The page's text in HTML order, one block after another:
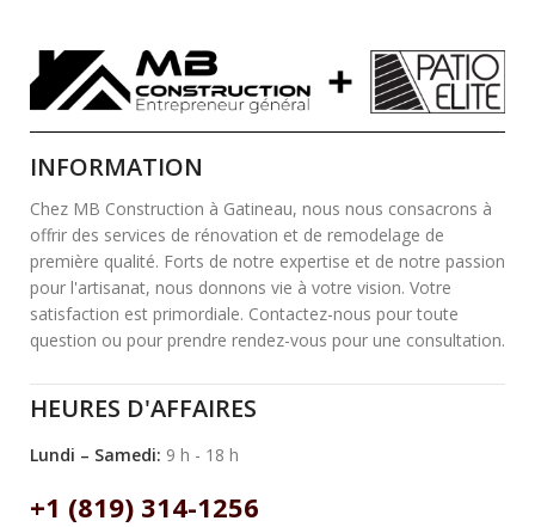
INFORMATION
Chez MB Construction à Gatineau, nous nous consacrons à
offrir des services de rénovation et de remodelage de
première qualité. Forts de notre expertise et de notre passion
pour l'artisanat, nous donnons vie à votre vision. Votre
satisfaction est primordiale. Contactez-nous pour toute
question ou pour prendre rendez-vous pour une consultation.
HEURES D'AFFAIRES
Lundi – Samedi: 9 h - 18 h
+1 (819) 314-1256